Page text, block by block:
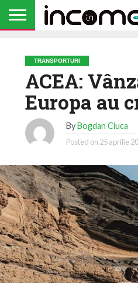
TRANSPORTURI
ACEA:
Europa au
ByBogdan Ciuca
Posted on 25 aprilie